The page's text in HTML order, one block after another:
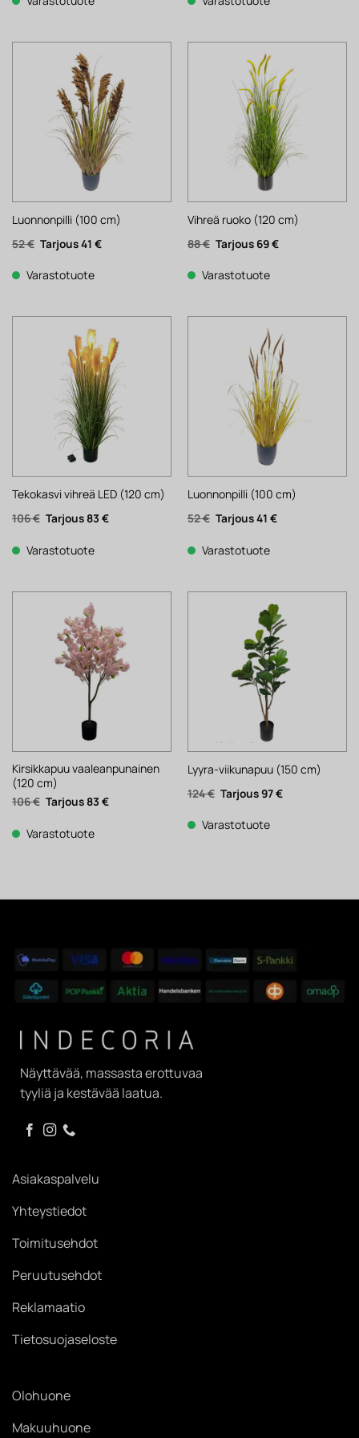
Luonnonpilli (100 cm)
52€ Alkuperäinen
hinta
52 €.
41 €Nykyinen
Varastotuote
Vihreä ruoko (120 cm)
88€ Alkuperäinen
hinta
88 €.
69€Nykyinen
Varastotuote
Tekokasvi vihreä LED (120 cm)
106€ Alkuperäinen
hinta
106 €.
83 €Nykyinen
Varastotuote
Luonnonpilli (100 cm)
52€ Alkuperäinen
hinta
52 €.
41 €Nykyinen
Varastotuote
Kirsikkapuu vaaleanpunainen
(120 cm)
106€ Alkuperäinen
hinta
106 €.
83 €Nykyinen
Varastotuote
Lyyra-viikunapuu (150 cm)
124€ Alkuperäinen
hinta
124 €.
97€Nykyinen
Varastotuote
Näyttävää, massasta erottuvaa
tyyliä ja kestävää laatua.
Asiakaspalvelu
Yhteystiedot
Toimitusehdot
Peruutusehdot
Reklamaatio
Tietosuojaseloste
Olohuone
Makuuhuone